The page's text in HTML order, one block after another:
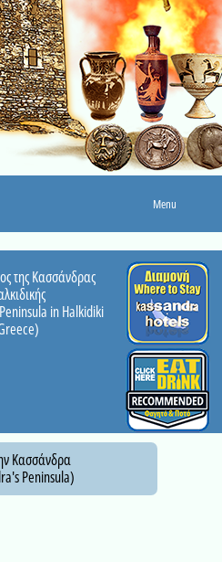
Menu
της Κασσάνδρας
in Halkidiki
Κασσάνδρα
Peninsula)